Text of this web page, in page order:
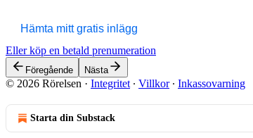
Hämta mitt gratis inlägg
Eller köp en betald prenumeration
Föregående Nästa
© 2026 Rörelsen · Integritet ∙ Villkor∙ Inkassovarning
Starta din Substack